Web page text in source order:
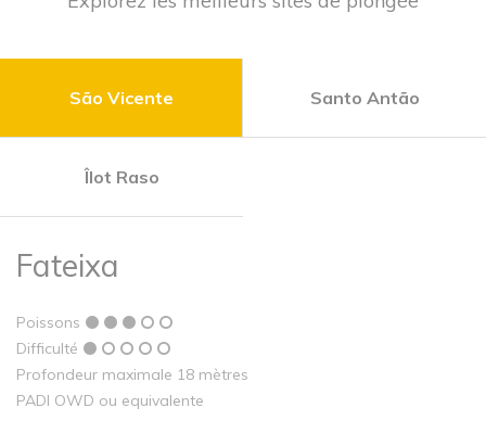
São Vicente Santo Antão
Îlot Raso
Fateixa
Poissons
Difficulté
Profondeur maximale 18 mètres
PADI OWD ou equivalente